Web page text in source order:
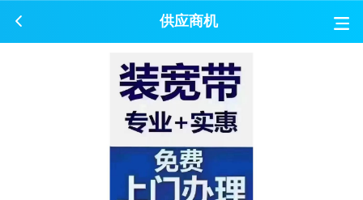
供应商机